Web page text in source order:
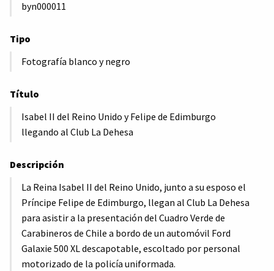
byn000011
Tipo
Fotografía blanco y negro
Título
Isabel II del Reino Unido y Felipe de Edimburgo
llegando al Club La Dehesa
Descripción
La Reina Isabel II del Reino Unido, junto a su esposo el
Príncipe Felipe de Edimburgo, llegan al Club La Dehesa
para asistir a la presentación del Cuadro Verde de
Carabineros de Chile a bordo de un automóvil Ford
Galaxie 500 XL descapotable, escoltado por personal
motorizado de la policía uniformada.